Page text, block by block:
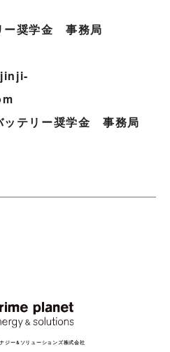
ー奨学金 事務局
ッテリー奨学金 事務局
ジー&ソリューションズ株式会社